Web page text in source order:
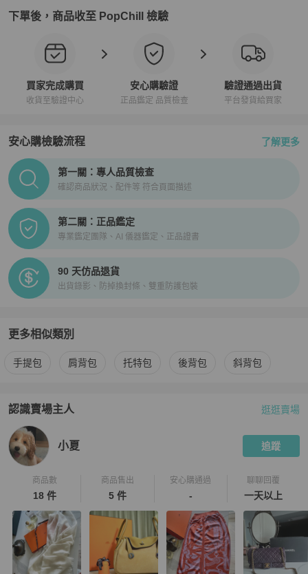
下單後，商品收至 PopChill 檢驗
買家完成購買
收貨至驗證中心
安心購驗證
正品鑑定 品質檢查
驗證通過出貨
平台發貨給買家
安心購檢驗流程 了解更多
PopChill拍拍圈正品驗證、安心購檢驗流程介紹
第一關：專人品質檢查
確認商品狀況、配件等 符合頁面描述
第二關：正品鑑定
專業鑑定團隊、AI 儀器鑑定、正品證書
90 天仿品退貨
出貨錄影、防掉換封條、雙重防護包裝
更多相似類別
更多Cartier 女包相似商品推薦
手提包 肩背包 托特包 後背包 斜背包
認識賣場主人
PopChill 拍拍圈嚴選賣家
逛逛賣場
小夏 追蹤
商品數
18 件
商品售出
5 件
安心購通過
-
聊聊回覆
一天以上